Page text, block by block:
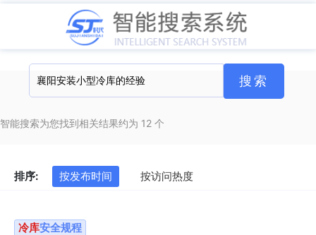
智能搜索为您找到相关结果约为 12 个
排序: 按发布时间 按访问热度
冷库安全规程